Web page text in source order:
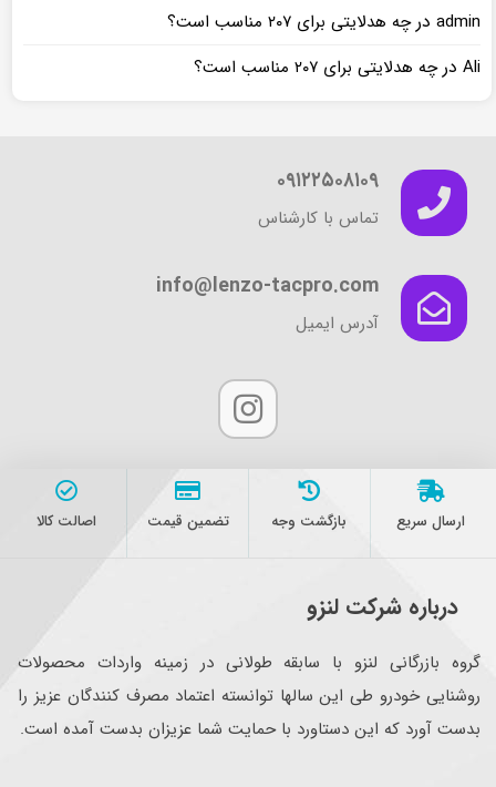
admin درچه هدلایتی برای ۲۰۷ مناسب است؟
Ali درچه هدلایتی برای ۲۰۷ مناسب است؟
۰۹۱۲۲۵۰۸۱۰۹
تماس با کارشناس
info@lenzo-tacpro.com
آدرس ایمیل
ارسال سریع بازگشت وجه تضمین قیمت اصالت کالا
درباره شرکت لنزو
گروه بازرگانی لنزو با سابقه طولانی در زمینه واردات محصولات
روشنایی خودرو طی این سالها توانسته اعتماد مصرف کنندگان عزیز را
بدست آورد که این دستاورد با حمایت شما عزیزان بدست آمده است.